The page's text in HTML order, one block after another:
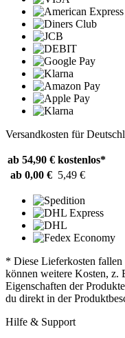
Versandkosten für
ab 54,90 € kostenlos*
ab 0,00 € 5,49 €
* Diese Lieferkosten fallen
können weitere Kosten, z.
Eigenschaften der
du direkt in der
Hilfe & Support